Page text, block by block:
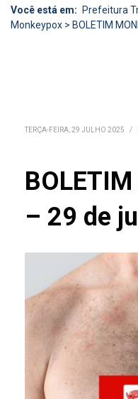
Você está em: Prefeitura
Monkeypox > BOLETIM
TERÇA-FEIRA, 29 JULHO 2025 /
– 29 de